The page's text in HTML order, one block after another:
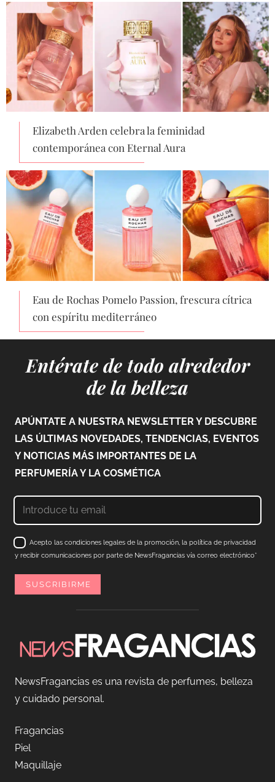
Elizabeth Arden celebra la feminidad
contemporánea con Eternal Aura
Eau de Rochas Pomelo Passion, frescura cítrica
con espíritu mediterráneo
Entérate de todo alrededor
de la belleza
APÚNTATE A NUESTRA NEWSLETTER Y DESCUBRE
LAS ÚLTIMAS NOVEDADES, TENDENCIAS, EVENTOS
Y NOTICIAS MÁS IMPORTANTES DE LA
PERFUMERÍA Y LA COSMÉTICA
Acepto las condiciones legales de la promoción, la política de privacidad
y recibir comunicaciones por parte de NewsFragancias vía correo electrónico*
NewsFragancias es una revista de perfumes, belleza
y cuidado personal.
Fragancias
Piel
Maquillaje